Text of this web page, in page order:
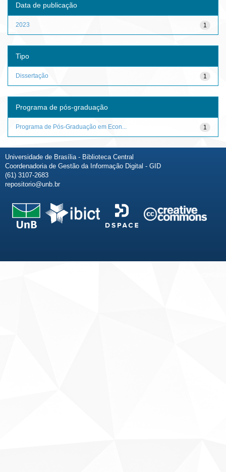
Data de publicação
1
2023
Tipo
1
Dissertação
Programa de pós-graduação
1
Programa de Pós-Graduação em Econ...
Universidade de Brasília - Biblioteca Central
Coordenadoria de Gestão da Informação Digital - GID
(61) 3107-2683
repositorio@unb.br